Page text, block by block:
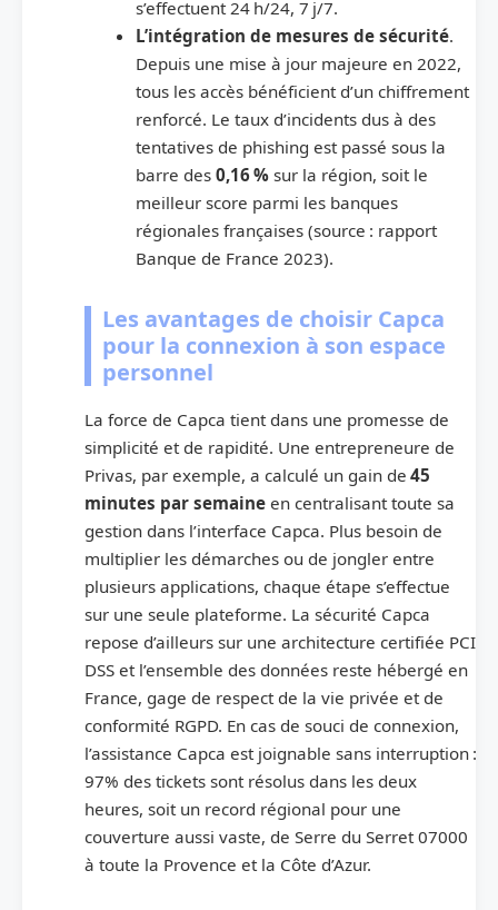
s’effectuent 24 h/24, 7 j/7.
L’intégration de mesures de sécurité.
Depuis une mise à jour majeure en 2022,
tous les accès bénéficient d’un chiffrement
renforcé. Le taux d’incidents dus à des
tentatives de phishing est passé sous la
barre des 0,16 %sur la région, soit le
meilleur score parmi les banques
régionales françaises (source : rapport
Banque de France 2023).
Les avantages de choisir Capca
pour la connexion à son espace
personnel
La force de Capca tient dans une promesse de
simplicité et de rapidité. Une entrepreneure de
Privas, par exemple, a calculé un gain de 45
minutes par semaine en centralisant toute sa
gestion dans l’interface Capca. Plus besoin de
multiplier les démarches ou de jongler entre
plusieurs applications, chaque étape s’effectue
sur une seule plateforme. La sécurité Capca
repose d’ailleurs sur une architecture certifiée PCI
DSS et l’ensemble des données reste hébergé en
France, gage de respect de la vie privée et de
conformité RGPD. En cas de souci de connexion,
l’assistance Capca est joignable sans interruption :
97% des tickets sont résolus dans les deux
heures, soit un record régional pour une
couverture aussi vaste, de Serre du Serret 07000
à toute la Provence et la Côte d’Azur.